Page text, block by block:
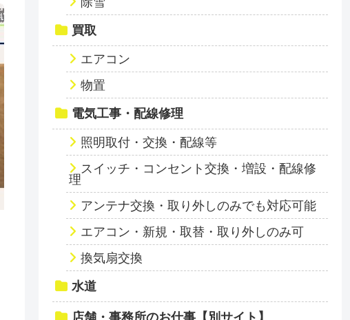
買取
エアコン
物置
電気工事・配線修理
照明取付・交換・配線等
スイッチ・コンセント交換・増設・配線修
理
アンテナ交換・取り外しのみでも対応可能
エアコン・新規・取替・取り外しのみ可
換気扇交換
水道